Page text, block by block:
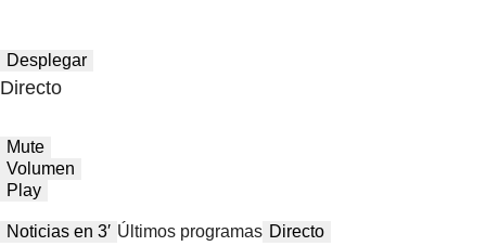
Desplegar
Directo
Mute
Volumen
Play
Noticias en 3′ Últimos programas Directo